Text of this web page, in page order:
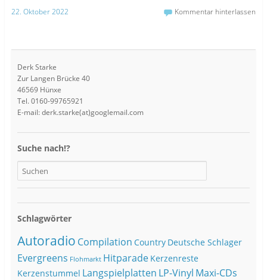
22. Oktober 2022 Kommentar hinterlassen
Derk Starke
Zur Langen Brücke 40
46569 Hünxe
Tel. 0160-99765921
E-mail: derk.starke(at)googlemail.com
Suche nach!?
Schlagwörter
Autoradio Compilation Country Deutsche Schlager
Evergreens Flohmarkt Hitparade Kerzenreste
Kerzenstummel Langspielplatten LP-Vinyl Maxi-CDs